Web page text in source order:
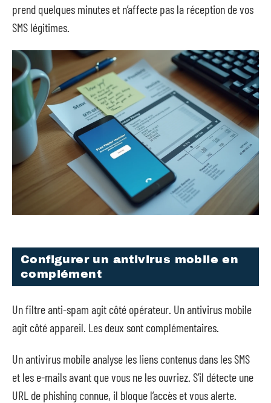
prend quelques minutes et n’affecte pas la réception de vos
SMS légitimes.
Configurer un antivirus mobile en
complément
Un filtre anti-spam agit côté opérateur. Un antivirus mobile
agit côté appareil. Les deux sont complémentaires.
Un antivirus mobile analyse les liens contenus dans les SMS
et les e-mails avant que vous ne les ouvriez. S’il détecte une
URL de phishing connue, il bloque l’accès et vous alerte.